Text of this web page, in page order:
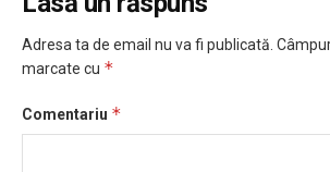
Adresa ta de email nu va fi publicată.
marcate cu *
Comentariu *